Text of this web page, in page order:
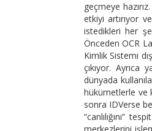
geçmeye
etkiyi artırıyor
istedikleri her
Önceden OCR
Kimlik Sistemi
çıkıyor.
dünyada
hükümetlerle ve
sonra IDVerse
“canlılığını”
merkezlerini